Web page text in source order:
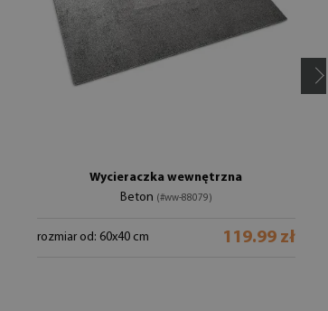
Wycieraczka wewnętrzna
Beton (#ww-88079)
rozmiar od: 60x40 cm 119.99 zł